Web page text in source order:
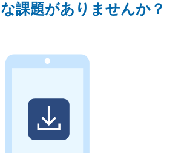
課題がありませんか？